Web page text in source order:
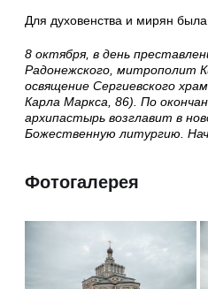
Для духовенства и мирян была
8 октября, в день
Радонежского, митрополит
освящение Сергиевского
Карла Маркса, 86). По
архипастырь возглавит в
Божественную литургию.
Фотогалерея